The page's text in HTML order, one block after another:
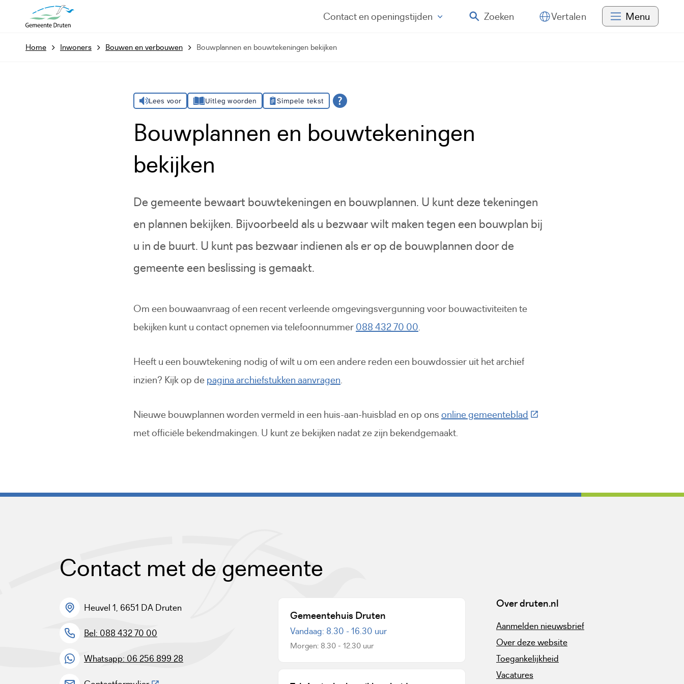
Contacten openingstijden Zoeken Vertalen Menu
Home Inwoners Bouwen en verbouwen Bouwplannen en bouwtekeningen bekijken
Lees voor Uitleg woorden Simpele tekst
Bouwplannen en bouwtekeningen
bekijken
De gemeente bewaart bouwtekeningen en bouwplannen. U kunt deze tekeningen
en plannen bekijken. Bijvoorbeeld als u bezwaar wilt maken tegen een bouwplan bij
u in de buurt. U kunt pas bezwaar indienen als er op de bouwplannen door de
gemeente een beslissing is gemaakt.
Om een bouwaanvraag of een recent verleende omgevingsvergunning voor bouwactiviteiten te
bekijken kunt u contact opnemen via telefoonnummer 088 432 70 00
Heeft u een bouwtekening nodig of wilt u om een andere reden een bouwdossier uit het archief
inzien? Kijk op de pagina archiefstukken aanvragen
Nieuwe bouwplannen worden vermeld in een huis-aan-huisblad en op ons online gemeenteblad (Deze link gaat naar een externe
met officiële bekendmakingen. U kunt ze bekijken nadat ze zijn bekendgemaakt.
Contact met de gemeente
Heuvel 1, 6651 DA Druten
Bel: 088 432 70 00
Whatsapp: 06 256 899 28
Gemeentehuis Druten
Vandaag: 8.30 - 16.30 uur
Morgen: 8.30 - 12.30 uur
Over druten.nl
Aanmelden nieuwsbrief
Over deze website
Toegankelijkheid
Vacatures